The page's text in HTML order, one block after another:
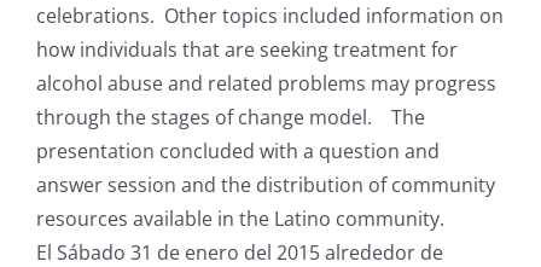
celebrations. Other topics included information on
how individuals that are seeking treatment for
alcohol abuse and related problems may progress
through the stages of change model. The
presentation concluded with a question and
answer session and the distribution of community
resources available in the Latino community.
El Sábado 31 de enero del 2015 alrededor de